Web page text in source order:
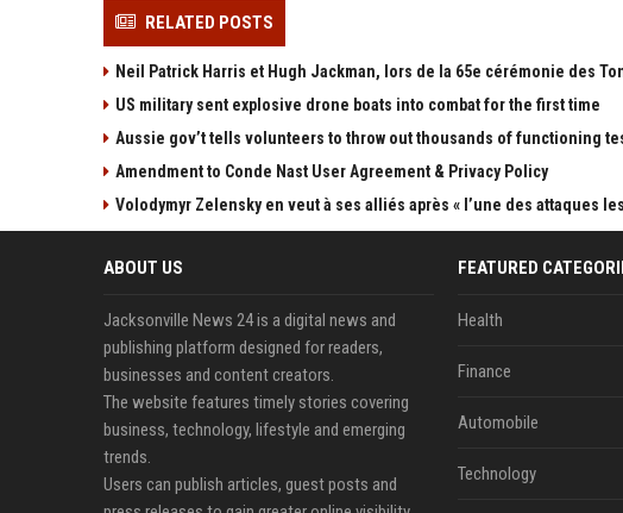
RELATED POSTS
Neil Patrick Harris et Hugh Jackman, lors de la 65e cérémonie des
US military sent explosive drone boats into combat for the first time
Aussie gov’t tells volunteers to throw out thousands of functioning
Amendment to Conde Nast User Agreement & Privacy Policy
Volodymyr Zelensky en veut à ses alliés après « l’une des attaques
ABOUT US
Jacksonville News 24 is a digital news and
publishing platform designed for readers,
businesses and content creators.
The website features timely stories covering
business, technology, lifestyle and emerging
trends.
Users can publish articles, guest posts and
FEATURED
Health
Finance
Automobile
Technology